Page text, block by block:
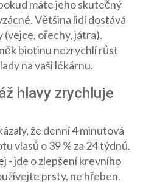
máte jeho skutečný
Většina lidí dostává
ořechy, játra).
biotinu nezrychlí růst
na vaši lékárnu.
hlavy zrychluje
že denní 4 minutová
vlasů o 39 % za 24 týdnů.
- jde o zlepšení krevního
prsty, ne hřeben.